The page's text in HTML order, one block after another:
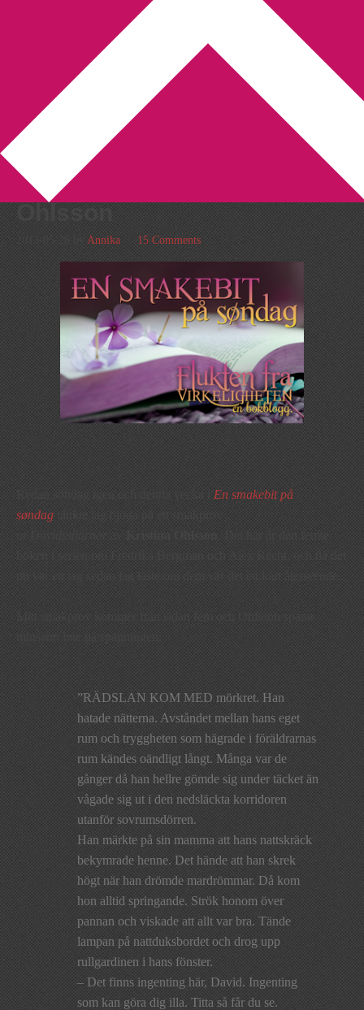
Kriminalroman Min tv-blogg
You are here: En smakebit på söndag /En smakebit på
søndag – Davidsstjärnor av Kristina Ohlsson
En smakebit på søndag –
Davidsstjärnor av Kristina
Ohlsson
Annika 15 Comments
Redan söndag igen och denna vecka i En smakebit på
søndag
tänkte jag bjuda på ett smakprov
Davidsstjärnor Kristina Ohlsson
. Det här är den femte
boken i serien om Fredrika Bergman och Alex Recht, och då det
Mitt smakprov kommer från sidan fem och Ohlsson sparar
”RÄDSLAN KOM MED mörkret. Han
hatade nätterna. Avståndet mellan hans eget
rum och tryggheten som hägrade i föräldrarnas
rum kändes oändligt långt. Många var de
gånger då han hellre gömde sig under täcket än
vågade sig ut i den nedsläckta korridoren
utanför sovrumsdörren.
Han märkte på sin mamma att hans nattskräck
bekymrade henne. Det hände att han skrek
högt när han drömde mardrömmar. Då kom
hon alltid springande. Strök honom över
pannan och viskade att allt var bra. Tände
lampan på nattduksbordet och drog upp
rullgardinen i hans fönster.
– Det finns ingenting här, David. Ingenting
som kan göra dig illa. Titta så får du se.